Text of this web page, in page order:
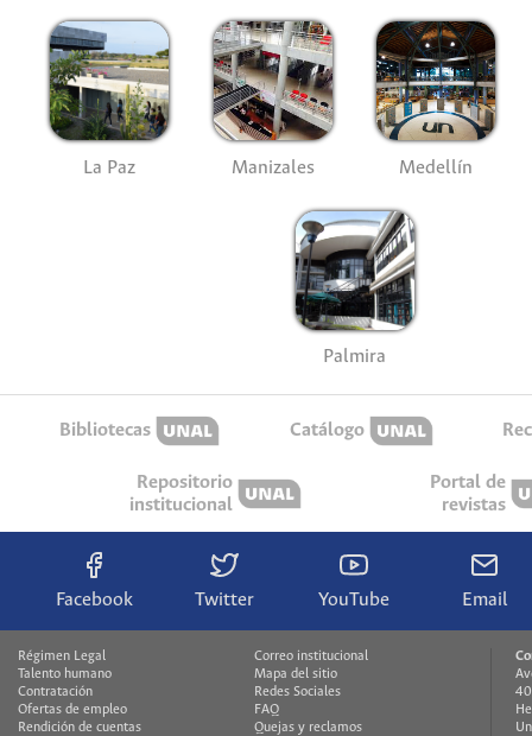
La Paz Manizales Medellín
Palmira
Bibliotecas Catálogo
Repositorio
institucional
Portal de
revistas
Facebook Twitter YouTube Email
Régimen Legal
Talento humano
Contratación
Ofertas de empleo
Rendición de cuentas
Correo institucional
Mapa del sitio
Redes Sociales
FAQ
Quejas y reclamos